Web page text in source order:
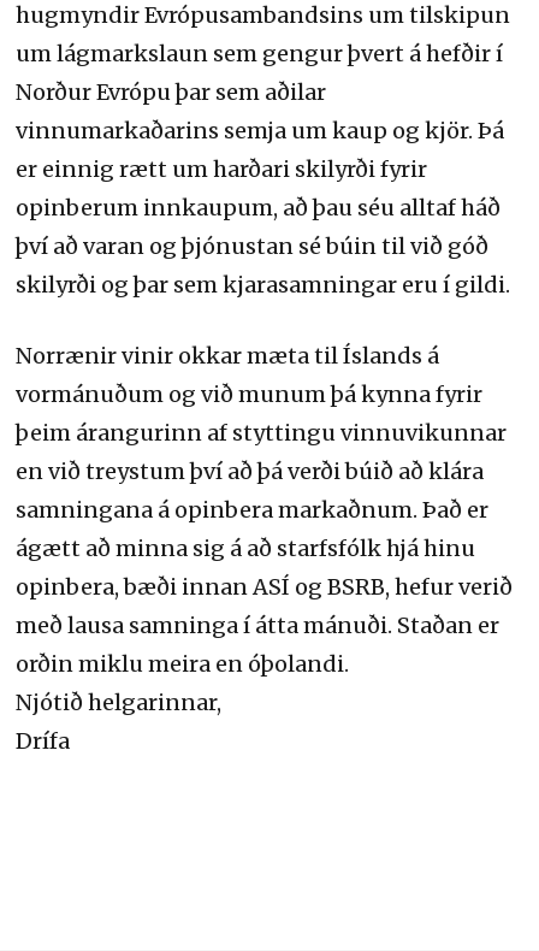
hugmyndir Evrópusambandsins um tilskipun
um lágmarkslaun sem gengur þvert á hefðir í
Norður Evrópu þar sem aðilar
vinnumarkaðarins semja um kaup og kjör. Þá
er einnig rætt um harðari skilyrði fyrir
opinberum innkaupum, að þau séu alltaf háð
því að varan og þjónustan sé búin til við góð
skilyrði og þar sem kjarasamningar eru í gildi.
Norrænir vinir okkar mæta til Íslands á
vormánuðum og við munum þá kynna fyrir
þeim árangurinn af styttingu vinnuvikunnar
en við treystum því að þá verði búið að klára
samningana á opinbera markaðnum. Það er
ágætt að minna sig á að starfsfólk hjá hinu
opinbera, bæði innan ASÍ og BSRB, hefur verið
með lausa samninga í átta mánuði. Staðan er
orðin miklu meira en óþolandi.
Njótið helgarinnar,
Drífa